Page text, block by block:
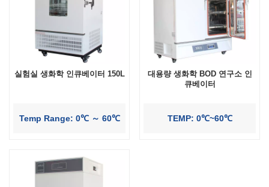
실험실 생화학 인큐베이터 150L
Temp Range: 0℃ ～ 60℃
대용량 생화학 BOD 연구소 인
큐베이터
TEMP: 0℃~60℃